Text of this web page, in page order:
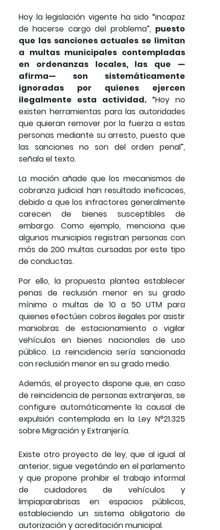
Hoy la legislación vigente ha sido “incapaz
de hacerse cargo del problema”, puesto
que las sanciones actuales se limitan
a multas municipales contempladas
en ordenanzas locales, las que —
afirma— son sistemáticamente
ignoradas por quienes ejercen
ilegalmente esta actividad. “Hoy no
existen herramientas para las autoridades
que quieran remover por la fuerza a estas
personas mediante su arresto, puesto que
las sanciones no son del orden penal”,
señala el texto.
La moción añade que los mecanismos de
cobranza judicial han resultado ineficaces,
debido a que los infractores generalmente
carecen de bienes susceptibles de
embargo. Como ejemplo, menciona que
algunos municipios registran personas con
más de 200 multas cursadas por este tipo
de conductas.
Por ello, la propuesta plantea establecer
penas de reclusión menor en su grado
mínimo o multas de 10 a 50 UTM para
quienes efectúen cobros ilegales por asistir
maniobras de estacionamiento o vigilar
vehículos en bienes nacionales de uso
público. La reincidencia sería sancionada
con reclusión menor en su grado medio.
Además, el proyecto dispone que, en caso
de reincidencia de personas extranjeras, se
configure automáticamente la causal de
expulsión contemplada en la Ley N°21.325
sobre Migración y Extranjería.
Existe otro proyecto de ley, que al igual al
anterior, sigue vegetándo en el parlamento
y que propone prohibir el trabajo informal
de cuidadores de vehículos y
limpiaparabrisas en espacios públicos,
estableciendo un sistema obligatorio de
autorización y acreditación municipal.